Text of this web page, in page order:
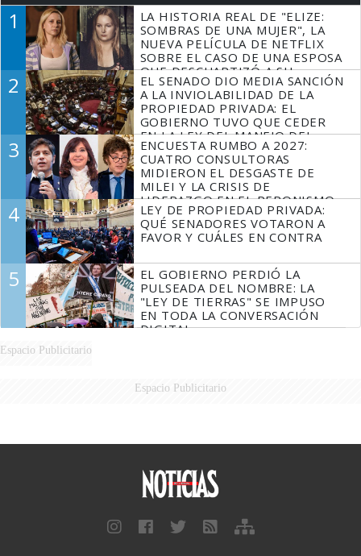
1
LA HISTORIA REAL DE "ELIZE:
SOMBRAS DE UNA MUJER", LA
NUEVA PELÍCULA DE NETFLIX
SOBRE EL CASO DE UNA ESPOSA
QUE DESCUARTIZÓ A SU
MARIDO
2
EL SENADO DIO MEDIA SANCIÓN
A LA INVIOLABILIDAD DE LA
PROPIEDAD PRIVADA: EL
GOBIERNO TUVO QUE CEDER
EN LA LEY DEL MANEJO DEL
FUEGO
3
ENCUESTA RUMBO A 2027:
CUATRO CONSULTORAS
MIDIERON EL DESGASTE DE
MILEI Y LA CRISIS DE
LIDERAZGO EN EL PERONISMO
4
LEY DE PROPIEDAD PRIVADA:
QUÉ SENADORES VOTARON A
FAVOR Y CUÁLES EN CONTRA
5
EL GOBIERNO PERDIÓ LA
PULSEADA DEL NOMBRE: LA
"LEY DE TIERRAS" SE IMPUSO
EN TODA LA CONVERSACIÓN
DIGITAL
Espacio Publicitario
Espacio Publicitario